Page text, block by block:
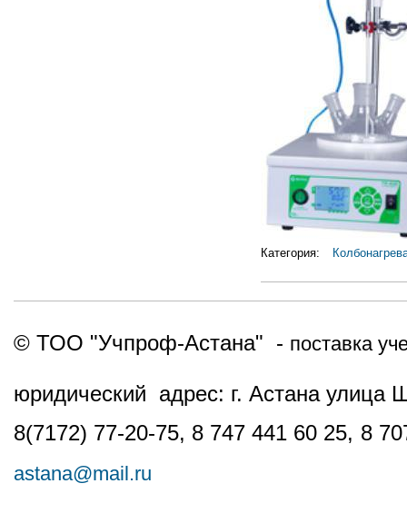
Категория:
© ТОО "Учпроф-Астана" - поставка
юридический адрес: г. Астана
8(7172) 77-20-75, 8 747 441 60 25, 8
astana@mail.ru